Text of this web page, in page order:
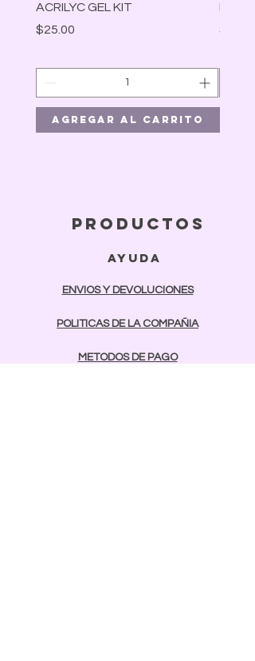
ACRILYC GEL KIT
Precio
$25.00
Agregar al carrito
Precio
$30.00
productos
ayuda
ENVIOS Y DEVOLUCIONES
POLITICAS DE LA COMPAÑIA
METODOS DE PAGO